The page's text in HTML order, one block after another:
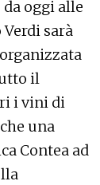
oggi alle
sarà
il
i vini di
una
Contea ad